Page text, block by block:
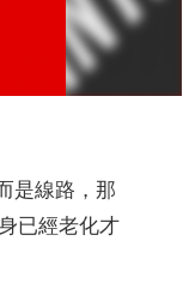
是線路，那
已經老化才